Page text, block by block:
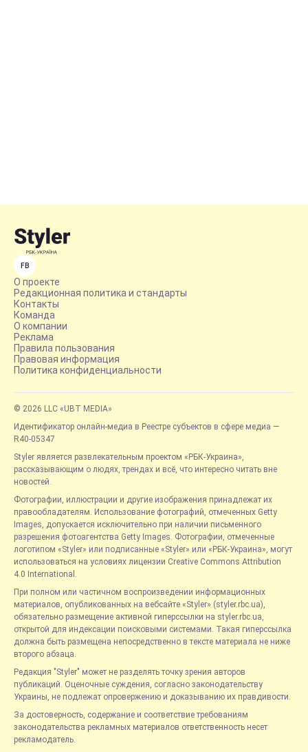
FB
О проекте
Редакционная политика и стандарты
Контакты
Команда
О компании
Реклама
Правила пользования
Правовая информация
Политика конфиденциальности
© 2026 LLC «UBT MEDIA»
Идентификатор онлайн-медиа в Реестре субъектов в сфере медиа —
R40-05347
Styler является развлекательным проектом «РБК-Украина»,
рассказывающим о людях, трендах и всё, что интересно читать вне
новостей.
Фотографии, иллюстрации и другие изображения принадлежат их
правообладателям. Использование фотографий, отмеченных Getty
Images, допускается исключительно при наличии письменного
разрешения фотоагентства Getty Images. Фотографии, отмеченные
логотипом «Styler» или подписанные «Styler» или «РБК-Украина», могут
использоваться на условиях лицензии Creative Commons Attribution
4.0 International.
При полном или частичном воспроизведении информационных
материалов, опубликованных на вебсайте «Styler» (styler.rbc.ua),
обязательно размещение активной гиперссылки на styler.rbc.ua,
открытой для индексации поисковыми системами. Такая гиперссылка
должна быть размещена непосредственно в тексте материала не ниже
второго абзаца.
Редакция "Styler" может не разделять точку зрения авторов
публикаций. Оценочные суждения, согласно законодательству
Украины, не подлежат опровержению и доказыванию их правдивости.
За достоверность, содержание и соответствие требованиям
законодательства рекламных материалов ответственность несет
рекламодатель.